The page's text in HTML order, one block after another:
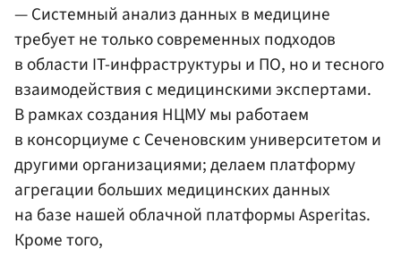
— Системный анализ данных в медицине
требует не только современных подходов
в области IT-инфраструктуры и ПО, но и тесного
взаимодействия с медицинскими экспертами.
В рамках создания НЦМУ мы работаем
в консорциуме с Сеченовским университетом и
другими организациями; делаем платформу
агрегации больших медицинских данных
на базе нашей облачной платформы Asperitas.
Кроме того,